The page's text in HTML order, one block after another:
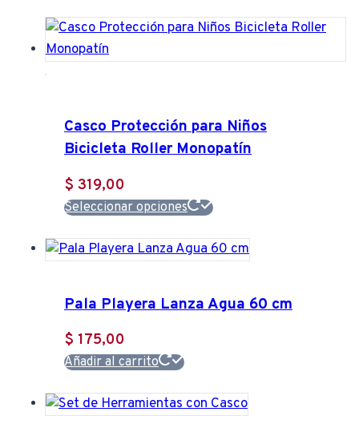
Casco Protección para Niños
Bicicleta Roller Monopatín
$ 319,00
Seleccionar opciones
Este
tiene
variantes.
Las
elegir
Pala Playera Lanza Agua 60 cm
$ 175,00
Añadir al carrito